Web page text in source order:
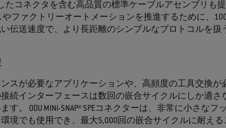
したコネクタを含む高品質の標準ケーブルアセンブリも
ファクトリーオートメーションを推進するために、
伝送速度で、より長距離のシンプルなプロトコルを扱
スが必要なアプリケーションや、高頻度の工具交換が
続インターフェースは数回の嵌合サイクルにしか適さ
す。 ODU MINI-SNAP® SPEコネクターは、非常に小さな
境でも使用でき、最大5,000回の嵌合サイクルに耐える